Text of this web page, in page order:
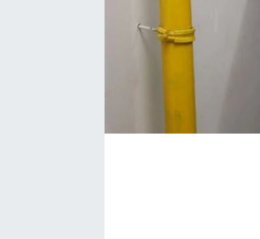
Kültür ve Sanat